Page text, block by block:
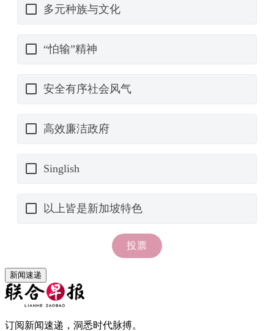
新闻速递
订阅新闻速递，洞悉时代脉搏。